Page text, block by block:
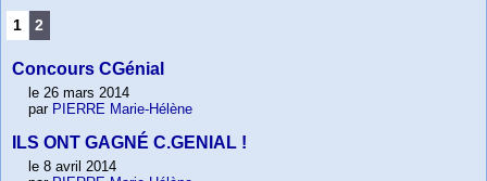
1 2
Concours CGénial
le 26 mars 2014
par PIERRE Marie-Hélène
ILS ONT GAGNÉ C.GENIAL !
le 8 avril 2014